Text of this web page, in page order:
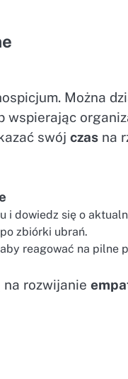
Można
swój czas na
i dowiedz się o
zbiórki ubrań.
reagować na pilne
na rozwijanie